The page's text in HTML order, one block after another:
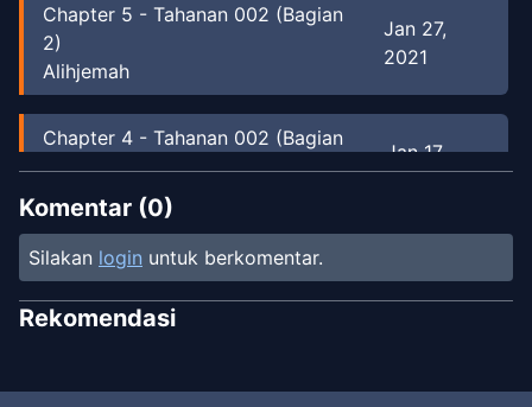
Chapter 5 - Tahanan 002 (Bagian
2)
Alihjemah
Jan 27,
2021
Chapter 4- Tahanan 002 (Bagian
1)
Alihjemah
Jan 17,
2021
Chapter3-Melarikan Diri
Alihjemah
Komentar (0)
Silakan login untuk berkomentar.
Rekomendasi